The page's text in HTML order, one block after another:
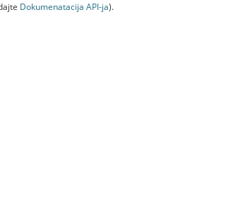
Dokumenаtаcijа API-jа).